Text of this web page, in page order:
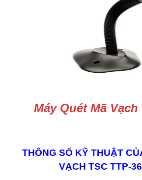
Máy Quét Mã Vạch
THÔNG SỐ KỸ THUẬT
VẠCH TSC TTP-